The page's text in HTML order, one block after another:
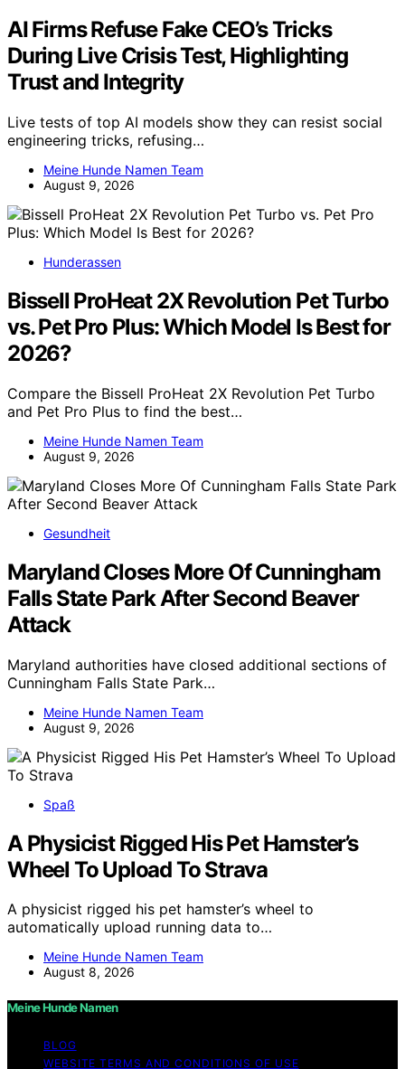
AI Firms Refuse Fake CEO’s Tricks
During Live Crisis Test, Highlighting
Trust and Integrity
Live tests of top AI models show they can resist social
engineering tricks, refusing…
Meine Hunde Namen Team
August 9, 2026
Hunderassen
Bissell ProHeat 2X Revolution Pet Turbo
vs. Pet Pro Plus: Which Model Is Best for
2026?
Compare the Bissell ProHeat 2X Revolution Pet Turbo
and Pet Pro Plus to find the best…
Meine Hunde Namen Team
August 9, 2026
Gesundheit
Maryland Closes More Of Cunningham
Falls State Park After Second Beaver
Attack
Maryland authorities have closed additional sections of
Cunningham Falls State Park…
Meine Hunde Namen Team
August 9, 2026
Spaß
A Physicist Rigged His Pet Hamster’s
Wheel To Upload To Strava
A physicist rigged his pet hamster’s wheel to
automatically upload running data to…
Meine Hunde Namen Team
August 8, 2026
Meine Hunde Namen
BLOG
WEBSITE TERMS AND CONDITIONS OF USE